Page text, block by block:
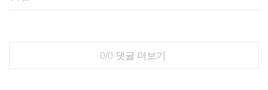
0/0 댓글 더보기